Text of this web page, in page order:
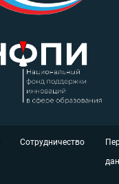
Сотрудничество